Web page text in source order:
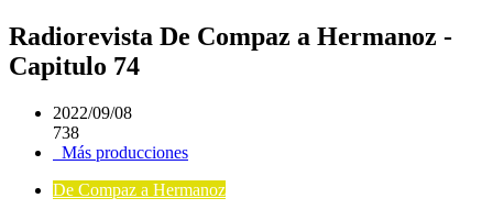
Radiorevista De Compaz a Hermanoz -
Capitulo 74
2022/09/08
738
Más producciones
De Compaz a Hermanoz